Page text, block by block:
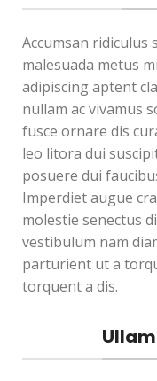
Accumsan ridiculus
malesuada metus
adipiscing aptent
nullam ac vivamus
fusce ornare dis
leo litora dui
posuere dui
Imperdiet augue
molestie senectus
vestibulum nam
parturient ut a
torquent a dis.